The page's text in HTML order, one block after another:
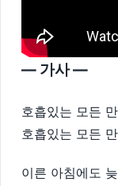
— 가사 —
호흡있는 모든
호흡있는 모든
이른 아침에도